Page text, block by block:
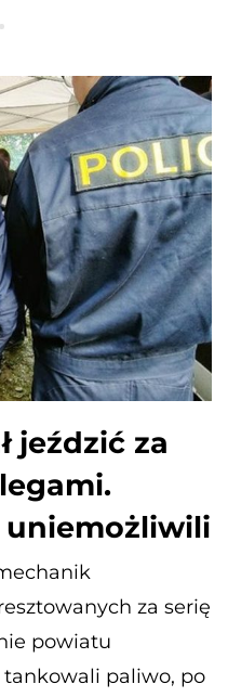
jeździć za
za serię
powiatu
paliwo, po